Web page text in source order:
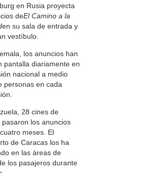
en Rusia proyecta
deEl Camino a la
en su sala de entrada y
vestíbulo.
los anuncios han
pantalla diariamente en
nacional a medio
personas en cada
28 cines de
pasaron los anuncios
meses. El
de Caracas los ha
en las áreas de
los pasajeros durante